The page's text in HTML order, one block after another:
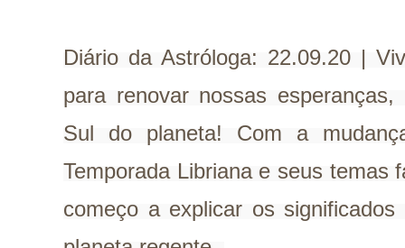
Diário da Astróloga: 22.09.20 |
para renovar nossas
Sul do planeta! Com a
Temporada Libriana e seus temas
começo a explicar os